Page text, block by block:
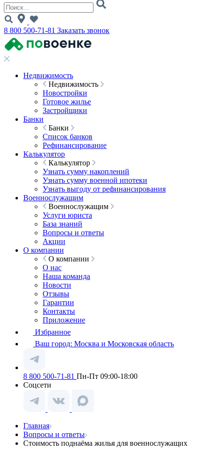
8 800 500-71-81 Заказать звонок
Недвижимость
Недвижимость
Новостройки
Готовое жилье
Застройщики
Банки
Банки
Список банков
Рефинансирование
Калькулятор
Калькулятор
Узнать сумму накоплений
Узнать сумму военной ипотеки
Узнать выгоду от рефинансирования
Военнослужащим
Военнослужащим
Услуги юриста
База знаний
Вопросы и ответы
Акции
О компании
О компании
О нас
Наша команда
Новости
Отзывы
Гарантии
Контакты
Приложение
Избранное
Ваш город: Москва и Московская область
8 800 500-71-81 Пн-Пт 09:00-18:00
Соцсети
Главная
Вопросы и ответы
Стоимость поднаёма жилья для военнослужащих